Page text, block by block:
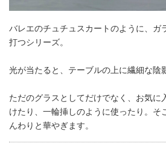
バレエのチュチュスカートのように、ガ
打つシリーズ。
光が当たると、テーブルの上に繊細な陰
ただのグラスとしてだけでなく、お気に
けたり、一輪挿しのように使ったり。そ
んわりと華やぎます。